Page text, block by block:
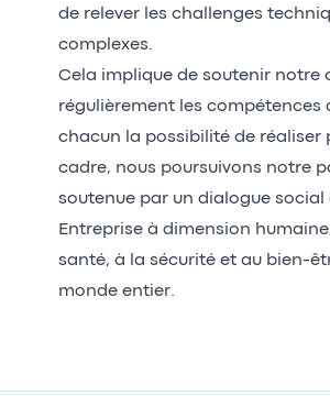
de relever les challenges
complexes.
Cela implique de soutenir notre
régulièrement les
chacun la possibilité de réaliser
cadre, nous poursuivons notre
soutenue par un dialogue
Entreprise à dimension
santé, à la sécurité et au bien-
monde entier.